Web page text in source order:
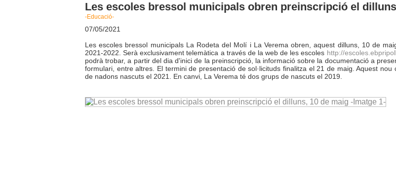
Les escoles bressol municipals obren preinscripció el
-Educació-
07/05/2021
Les escoles bressol municipals La Rodeta del Molí i La Verema obren, aquest dilluns, 10 de
2021-2022. Serà exclusivament telemàtica a través de la web de les escoles http://
podrà trobar, a partir del dia d'inici de la preinscripció, la informació sobre la documentació a
formulari, entre altres. El termini de presentació de sol·licituds finalitza el 21 de maig. Aquest
de nadons nascuts el 2021. En canvi, La Verema té dos grups de nascuts el 2019.